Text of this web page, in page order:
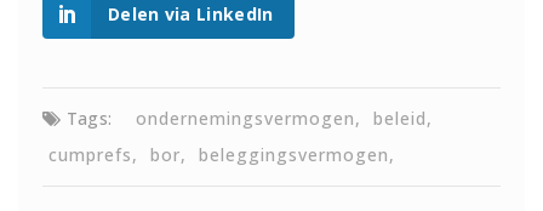
Delen via LinkedIn
Tags: ondernemingsvermogen
beleid
cumprefs
bor beleggingsvermogen